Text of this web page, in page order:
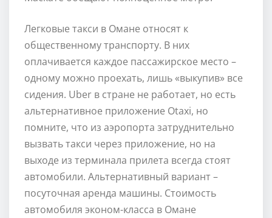
Легковые такси в Омане относят к
общественному транспорту. В них
оплачивается каждое пассажирское место –
одному можно проехать, лишь «выкупив» все
сидения. Uber в стране не работает, но есть
альтернативное приложение Otaxi, но
помните, что из аэропорта затруднительно
вызвать такси через приложение, но на
выходе из терминала прилета всегда стоят
автомобили. Альтернативный вариант –
посуточная аренда машины. Стоимость
автомобиля эконом-класса в Омане